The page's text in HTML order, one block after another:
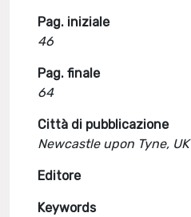
Pag. iniziale
46
Pag. finale
64
Città di pubblicazione
Newcastle upon Tyne, UK
Editore
Keywords